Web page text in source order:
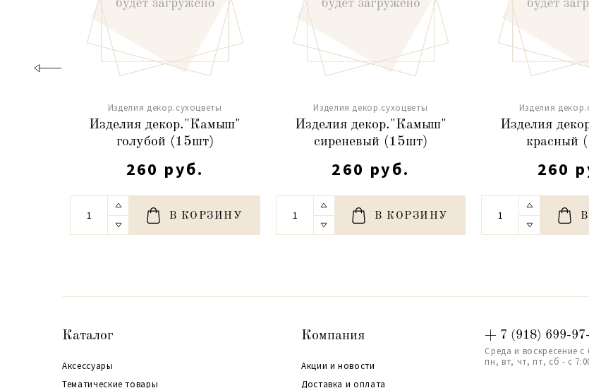
Изделия декор.сухоцветы
Изделия декор."Камыш"
голубой (15шт)
260 руб.
В КОРЗИНУ
Изделия декор.сухоцветы
Изделия декор."Камыш"
сиреневый (15шт)
260 руб.
В КОРЗИНУ
Изделия
Изделия
красный
260
Каталог
Аксессуары
Тематические товары
Компания
Акции и новости
Доставка и оплата
+ 7 (918) 699-
Среда и воскресение с
пн, вт, чт, пт, сб - с